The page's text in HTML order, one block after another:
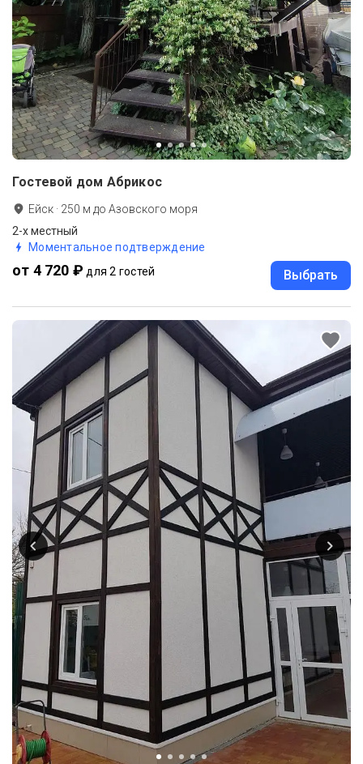
Гостевой дом Абрикос
Ейск · 250 м до Азовского моря
2-х местный
Моментальное подтверждение
от 4 720 ₽ для 2 гостей Выбрать